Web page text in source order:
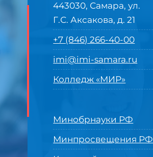
443030, Самара, ул.
Г.С. Аксакова, д. 21
+7 (846) 266-40-00
imi@imi-samara.ru
Колледж «МИР»
Минобрнауки РФ
Минпросвещения РФ